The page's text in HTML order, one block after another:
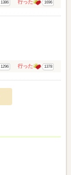
1386 行った 1696
1296 行った 1378